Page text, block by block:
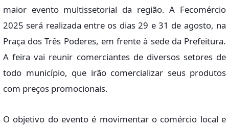
maior evento multissetorial da região. A Fecomércio
2025 será realizada entre os dias 29 e 31 de agosto, na
Praça dos Três Poderes, em frente à sede da Prefeitura.
A feira vai reunir comerciantes de diversos setores de
todo município, que irão comercializar seus produtos
com preços promocionais.
O objetivo do evento é movimentar o comércio local e